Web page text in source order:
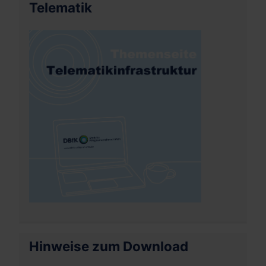
Telematik
Hinweise zum Download